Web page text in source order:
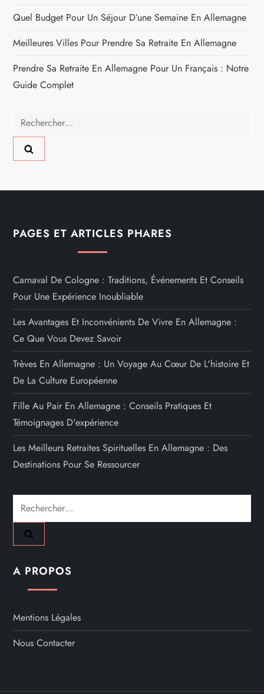
Quel Budget Pour Un Séjour D’une Semaine En Allemagne
Meilleures Villes Pour Prendre Sa Retraite En Allemagne
Prendre Sa Retraite En Allemagne Pour Un Français : Notre
Guide Complet
Rechercher :
PAGES ET ARTICLES PHARES
Carnaval De Cologne : Traditions, Événements Et Conseils
Pour Une Expérience Inoubliable
Les Avantages Et Inconvénients De Vivre En Allemagne :
Ce Que Vous Devez Savoir
Trèves En Allemagne : Un Voyage Au Cœur De L'histoire Et
De La Culture Européenne
Fille Au Pair En Allemagne : Conseils Pratiques Et
Témoignages D'expérience
Les Meilleurs Retraites Spirituelles En Allemagne : Des
Destinations Pour Se Ressourcer
Rechercher :
A PROPOS
Mentions Légales
Nous Contacter